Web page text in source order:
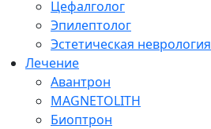
Цефалголог
Эпилептолог
Эстетическая неврология
Лечение
Авантрон
MAGNETOLITH
Биоптрон